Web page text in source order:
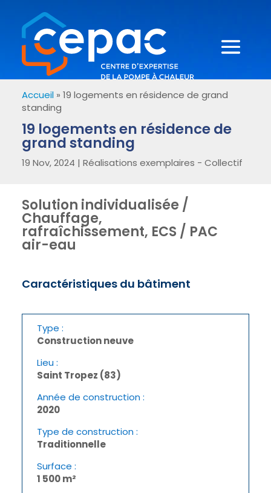
Accueil» 19 logements en résidence de grand
standing
19 logements en résidence de
grand standing
19 Nov, 2024 | Réalisations exemplaires - Collectif
Solution individualisée /
Chauffage,
rafraîchissement, ECS / PAC
air-eau
Caractéristiques du bâtiment
Type :
Construction neuve
Lieu :
Saint Tropez (83)
Année de construction :
2020
Type de construction :
Traditionnelle
Surface :
1 500 m²